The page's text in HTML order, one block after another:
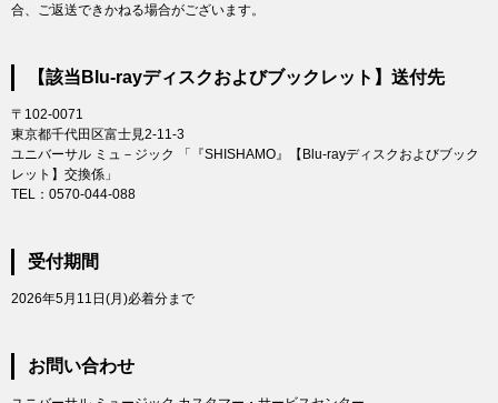
合、ご返送できかねる場合がございます。
【該当Blu-rayディスクおよびブックレット】送付先
〒102-0071
東京都千代田区富士見2-11-3
ユニバーサル ミュ－ジック 「『SHISHAMO』【Blu-rayディスクおよびブック
レット】交換係」
TEL：0570-044-088
受付期間
2026年5月11日(月)必着分まで
お問い合わせ